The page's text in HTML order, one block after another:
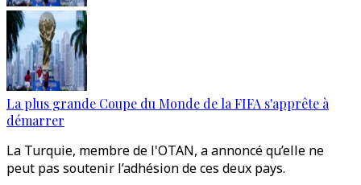
La plus grande Coupe du Monde de la FIFA s'apprête à
démarrer
La Turquie, membre de l'OTAN, a annoncé qu’elle ne
peut pas soutenir l’adhésion de ces deux pays.